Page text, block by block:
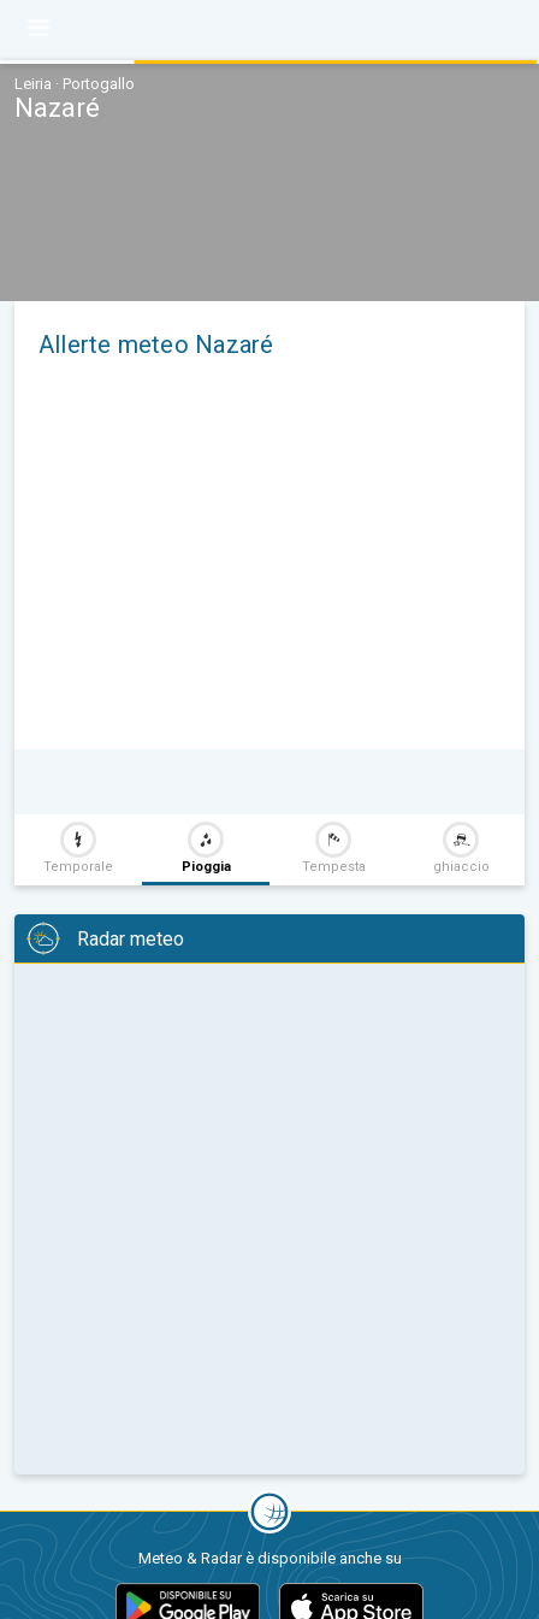
Leiria · Portogallo
Nazaré
Allerte meteo Nazaré
Temporale Pioggia Tempesta ghiaccio
Radar meteo
Meteo & Radar è disponibile anche su